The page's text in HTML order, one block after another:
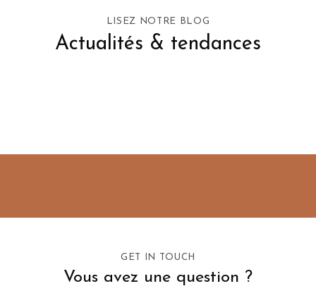
LISEZ NOTRE BLOG
Actualités & tendances
GET IN TOUCH
Vous avez une question ?